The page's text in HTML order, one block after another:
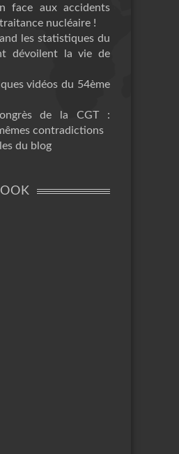
face aux accidents
nucléaire !
les statistiques du
dévoilent la vie de
vidéos du 54ème
de la CGT :
contradictions
du blog